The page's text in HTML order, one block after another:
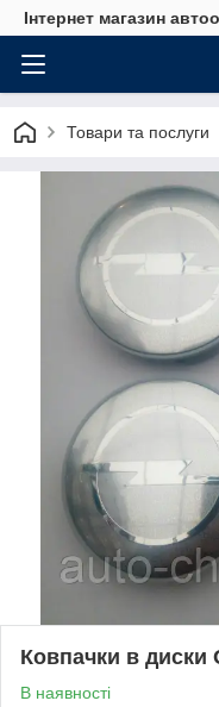
Інтернет магазин
Товари та послуги
Ковпачки в диски
В наявності